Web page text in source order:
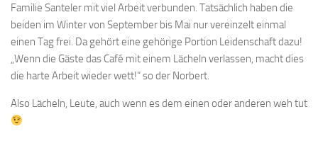
Familie Santeler mit viel Arbeit verbunden. Tatsächlich haben die
beiden im Winter von September bis Mai nur vereinzelt einmal
einen Tag frei. Da gehört eine gehörige Portion Leidenschaft dazu!
„Wenn die Gäste das Café mit einem Lächeln verlassen, macht dies
die harte Arbeit wieder wett!“ so der Norbert.
Also Lächeln, Leute, auch wenn es dem einen oder anderen weh tut